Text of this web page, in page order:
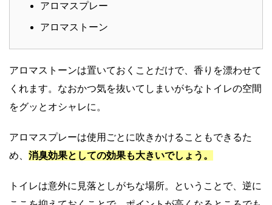
アロマスプレー
アロマストーン
アロマストーンは置いておくことだけで、香りを漂わせて
くれます。なおかつ気を抜いてしまいがちなトイレの空間
をグッとオシャレに。
アロマスプレーは使用ごとに吹きかけることもできるた
め、 消臭効果としての効果も大きいでしょう。
トイレは意外に見落としがちな場所。ということで、逆に